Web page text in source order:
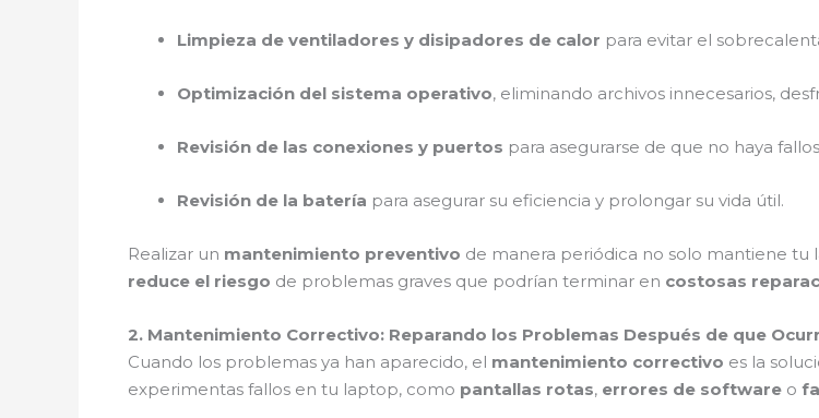
Limpieza de ventiladores y disipadores de calor para evitar el
Optimización del sistema operativo, eliminando archivos innecesarios,
Revisión de las conexiones y puertos para asegurarse de que no haya
Revisión de la batería para asegurar su eficiencia y prolongar su vida útil.
Realizar un mantenimiento preventivo de manera periódica no solo mantiene tu
reduce el riesgo de problemas graves que podrían terminar en costosas
2. Mantenimiento Correctivo: Reparando los Problemas Después de que
Cuando los problemas ya han aparecido, el mantenimiento correctivo es la
experimentas fallos en tu laptop, como pantallas rotas, errores de software o